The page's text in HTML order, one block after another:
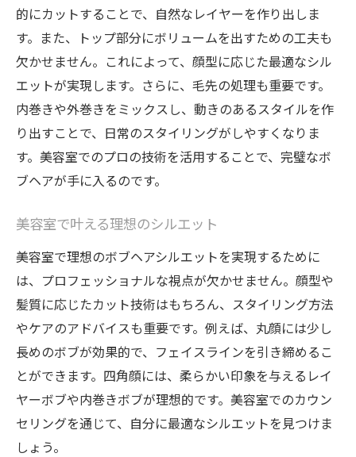
美容師とのコミュニケーション術
自宅でのスタイリング方法
アフターケアの重要性
トリートメントとヘアケアのポイント
定期的なメンテナンスのすすめ
顔型を活かしたボブヘアスタイル選びのコツ
丸顔に似合うボブヘアの特徴
面長にバランスを取るボブヘア
心地よいシルエットのボブヘア
美容師のオススメするスタイル
顔型に合うアイテムの選び方
美容室での似合わせ術で叶える理想のボブヘア
最新のボブヘアトレンド
美容室でのカット技術の進化
顔型別のカットライン
的にカットすることで、自然なレイヤーを作り出しま
す。また、トップ部分にボリュームを出すための工夫も
欠かせません。これによって、顔型に応じた最適なシル
エットが実現します。さらに、毛先の処理も重要です。
内巻きや外巻きをミックスし、動きのあるスタイルを作
り出すことで、日常のスタイリングがしやすくなりま
す。美容室でのプロの技術を活用することで、完璧なボ
ブヘアが手に入るのです。
美容室で叶える理想のシルエット
美容室で理想のボブヘアシルエットを実現するために
は、プロフェッショナルな視点が欠かせません。顔型や
髪質に応じたカット技術はもちろん、スタイリング方法
やケアのアドバイスも重要です。例えば、丸顔には少し
長めのボブが効果的で、フェイスラインを引き締めるこ
とができます。四角顔には、柔らかい印象を与えるレイ
ヤーボブや内巻きボブが理想的です。美容室でのカウン
セリングを通じて、自分に最適なシルエットを見つけま
しょう。